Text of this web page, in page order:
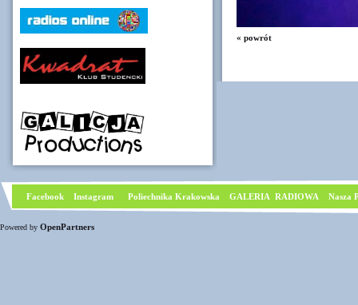
« powrót
Facebook Instagram Poliechnika Krakowska GALERIA RADIOWA Nasza
Powered by OpenPartners